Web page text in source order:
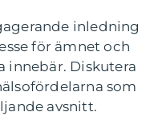
inledning
för ämnet och
innebär. Diskutera
som
avsnitt.